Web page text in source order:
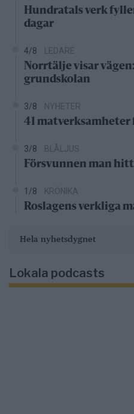
Hundratals verk
dagar
4/8 LEDARE
Norrtälje visar
grundskolan
3/8 NYHETER
41
3/8 BLÅLJUS
Försvunnen man
1/8 KRÖNIKA
Roslagens verkliga
Hela nyhetsdygnet
Lokala podcasts